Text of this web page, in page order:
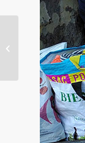
Connaissez-
d’Osiris ?